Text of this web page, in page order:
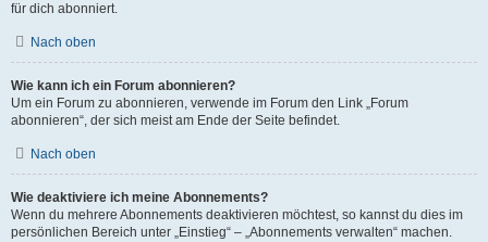
für dich abonniert.
Nach oben
Wie kann ich ein Forum abonnieren?
Um ein Forum zu abonnieren, verwende im Forum den Link „Forum
abonnieren“, der sich meist am Ende der Seite befindet.
Nach oben
Wie deaktiviere ich meine Abonnements?
Wenn du mehrere Abonnements deaktivieren möchtest, so kannst du dies im
persönlichen Bereich unter „Einstieg“ – „Abonnements verwalten“ machen.